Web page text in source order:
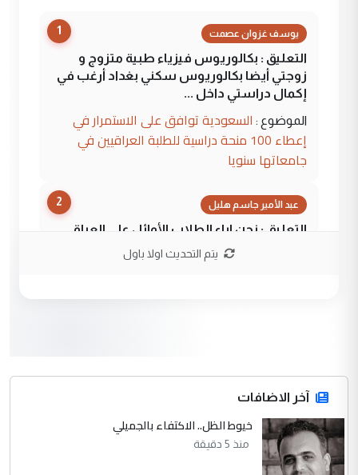
1 يوسف غزوان عصمت
التعليق : بكالوريوس فيزياء طبية متزوج و
زوجتي أيضا بكالوريوس سكني بغداد أرغب في
إكمال دراستي داخل ...
الموضوع : السعودية توافق على الاستمرار في
إعطاء 100 منحة دراسية للطلبة العراقيين في
جامعاتها سنويا
2 عبد الأمير جاسم هليل
التعليق : نحن اباء الطلاب الأوائل على العراق
نتشرف بلقاء السيد احمد الصافي في العتبات
التعليق : قرار مستعجل جدا ولامصلحة فيه
للوزاره ولا للمواطن القرار الصائب يكون بعد
الاستماع للمدير ومغرفة ...
الموضوع :
وزير الصحة يعفي مدير مستشفى الكرخ
العام في بغداد
يتم التحديث اولا باول
آخر الاضافات
خيوط الظل.. الاكتفاء بالجميلي
منذ 5 دقيقة